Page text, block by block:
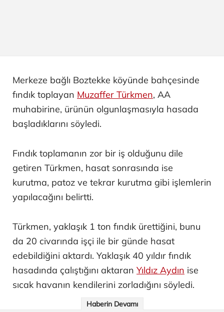
Merkeze bağlı Boztekke köyünde bahçesinde
fındık toplayan Muzaffer Türkmen, AA
muhabirine, ürünün olgunlaşmasıyla hasada
başladıklarını söyledi.
Fındık toplamanın zor bir iş olduğunu dile
getiren Türkmen, hasat sonrasında ise
kurutma, patoz ve tekrar kurutma gibi işlemlerin
yapılacağını belirtti.
Türkmen, yaklaşık 1 ton fındık ürettiğini, bunu
da 20 civarında işçi ile bir günde hasat
edebildiğini aktardı. Yaklaşık 40 yıldır fındık
hasadında çalıştığını aktaran Yıldız Aydın ise
sıcak havanın kendilerini zorladığını söyledi.
Haberin Devamı